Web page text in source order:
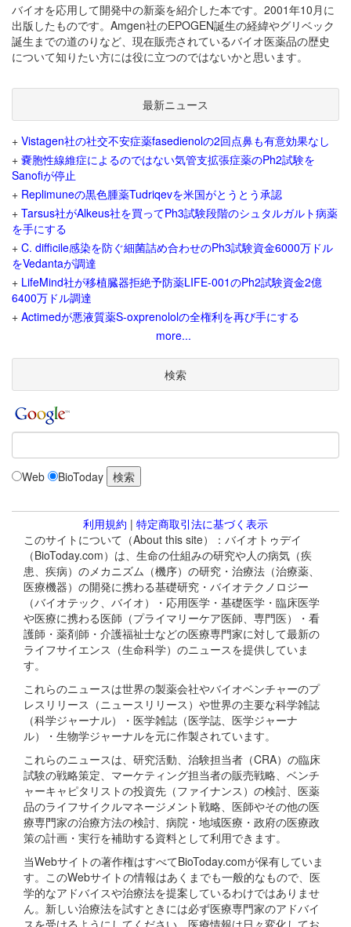
バイオを応用して開発中の新薬を紹介した本です。2001年10月に
出版したものです。Amgen社のEPOGEN誕生の経緯やグリベック
誕生までの道のりなど、現在販売されているバイオ医薬品の歴史
について知りたい方には役に立つのではないかと思います。
最新ニュース
+ Vistagen社の社交不安症薬fasedienolの2回点鼻も有意効果なし
+ 嚢胞性線維症によるのではない気管支拡張症薬のPh2試験を
Sanofiが停止
+ Replimuneの黒色腫薬Tudriqevを米国がとうとう承認
+ Tarsus社がAlkeus社を買ってPh3試験段階のシュタルガルト病薬
を手にする
+ C. difficile感染を防ぐ細菌詰め合わせのPh3試験資金6000万ドル
をVedantaが調達
+ LifeMind社が移植臓器拒絶予防薬LIFE-001のPh2試験資金2億
6400万ドル調達
+ Actimedが悪液質薬S-oxprenololの全権利を再び手にする
more...
検索
Web BioToday
利用規約 | 特定商取引法に基づく表示
このサイトについて（About this site）：バイオトゥデイ
（BioToday.com）は、生命の仕組みの研究や人の病気（疾
患、疾病）のメカニズム（機序）の研究・治療法（治療薬、
医療機器）の開発に携わる基礎研究・バイオテクノロジー
（バイオテック、バイオ）・応用医学・基礎医学・臨床医学
や医療に携わる医師（プライマリーケア医師、専門医）・看
護師・薬剤師・介護福祉士などの医療専門家に対して最新の
ライフサイエンス（生命科学）のニュースを提供していま
す。
これらのニュースは世界の製薬会社やバイオベンチャーのプ
レスリリース（ニュースリリース）や世界の主要な科学雑誌
（科学ジャーナル）・医学雑誌（医学誌、医学ジャーナ
ル）・生物学ジャーナルを元に作製されています。
これらのニュースは、研究活動、治験担当者（CRA）の臨床
試験の戦略策定、マーケティング担当者の販売戦略、ベンチ
ャーキャピタリストの投資先（ファイナンス）の検討、医薬
品のライフサイクルマネージメント戦略、医師やその他の医
療専門家の治療方法の検討、病院・地域医療・政府の医療政
策の計画・実行を補助する資料として利用できます。
当Webサイトの著作権はすべてBioToday.comが保有していま
す。このWebサイトの情報はあくまでも一般的なもので、医
学的なアドバイスや治療法を提案しているわけではありませ
ん。新しい治療法を試すときには必ず医療専門家のアドバイ